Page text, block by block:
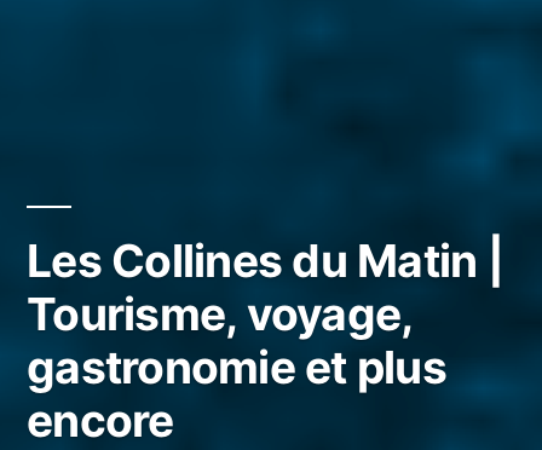
Les Collines du Matin |
Tourisme, voyage,
gastronomie et plus
encore